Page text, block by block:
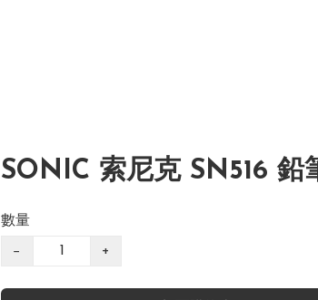
SONIC 索尼克 SN516 鉛
數量
− +